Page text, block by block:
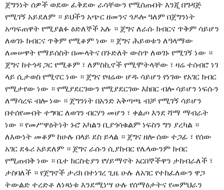
ጀግንነት ሰዎች ወደው ፈቅደው ራሳቸውን የሚሰጡበት እንጂ በግዳጅ
የሚገኝ አይደለም ። ይህችን አጭር ዘመንና ጎዶሎ ዓለም በጀግንነት
አጣፍጠዋት የሚያልፉ ዕድለኞች አሉ ። ጀግና ለራሱ ክብርና ጥቅም ሳይሆን
ለወገኑ ክብርና ጥቅም የሚቆም ነው ። ጀግና ሕይወቱን ለዓላማው
ለመሠዋት የማይሰስት በሙላትና በጉድለት ውስጥ ለወገኑ የሚገኝ ነው ።
ጀግና ከተጎዳ ጋር የሚቆም ፣ ለምስኪኖች የሚሞትላቸው ፣ ዛሬ ተሰብሮ ነገ
ላይ ሲታወስ የሚኖር ነው ። ጀግና የዛሬው ሆዱ ሳይሆን የነገው የአገር ክብር
የሚታየው ነው ። የሚያደርገውን የሚያደርገው እከበር ብሎ ሳይሆን ነፍሱን
ለማሳረፍ ብሎ ነው ። ጀግንነት በአንድ አቅጣጫ ብቻ የሚገኝ ሳይሆን
በተሰየሙበት ተግባር ለወገን ብርሃን መሆን ፣ ቀልጦ እንደ ሻማ ማብራት
ነው ። የመሥዋዕትነት ኑሮ አካልን ቢያጎሳቁልም ነፍስን ግን ያረካል ።
ለእውነት መቆም ከሁሉ በላይ ደስ ይላል ። ጀግና ዘሎ ሰው ተጋፊ ፣ የሰው
አገር ደፋሪ አይደለም ። ጀግና ራሱን ሲያከብር የሌላውንም ክብር
የሚጠብቅ ነው ። ቤተ ክርስቲያን የሃይማኖት አርበኞችዋን ታከብራለች ፣
ታስባለች ። የጀግኖች ታሪክ በተነገረ ጊዜ ሁሉ ለአገር የተከፈለውን ዋጋ
ትውልድ ተረድቶ ለነጻነቱ እንደሚነሣ ሁሉ የሰማዕታትና የመምህራን